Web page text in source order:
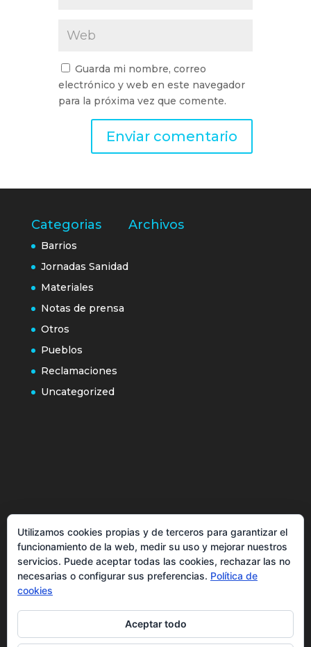
Guarda mi nombre, correo
electrónico y web en este navegador
para la próxima vez que comente.
Categorias
Barrios
Jornadas Sanidad
Materiales
Notas de prensa
Otros
Pueblos
Reclamaciones
Uncategorized
Archivos
Más información sobre las cookies
Inicio
Política de privacidad
Utilizamos cookies propias y de terceros para garantizar el
funcionamiento de la web, medir su uso y mejorar nuestros
servicios. Puede aceptar todas las cookies, rechazar las no
necesarias o configurar sus preferencias. Política de
cookies
Aceptar todo